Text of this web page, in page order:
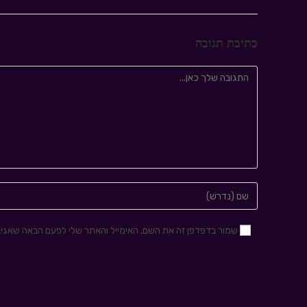
כתיבת תגובה
שמור בדפדפן זה את השם, האימייל והאתר שלי לפעם הבאה